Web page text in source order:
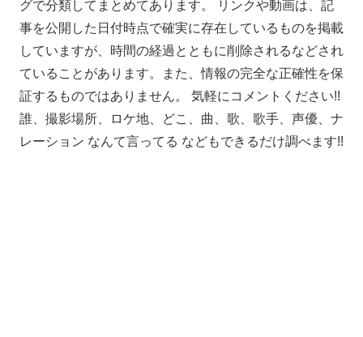
グで分類してまとめてあります。 リンクや動画は、記
事を公開した日付時点で確実に存在しているものを掲載
していますが、時間の経過とともに削除されるなどされ
ていることがあります。また、情報の完全な正確性を保
証するものではありません。 気軽にコメントください!!
誰、撮影場所、ロケ地、どこ、曲、歌、歌手、声優、ナ
レーション なんて言ってる などもできるだけ調べます!!